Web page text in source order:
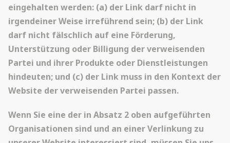
eingehalten werden: (a) der Link darf nicht in
irgendeiner Weise irreführend sein; (b) der Link
darf nicht fälschlich auf eine Förderung,
Unterstützung oder Billigung der verweisenden
Partei und ihrer Produkte oder Dienstleistungen
hindeuten; und (c) der Link muss in den Kontext der
Website der verweisenden Partei passen.
Wenn Sie eine der in Absatz 2 oben aufgeführten
Organisationen sind und an einer Verlinkung zu